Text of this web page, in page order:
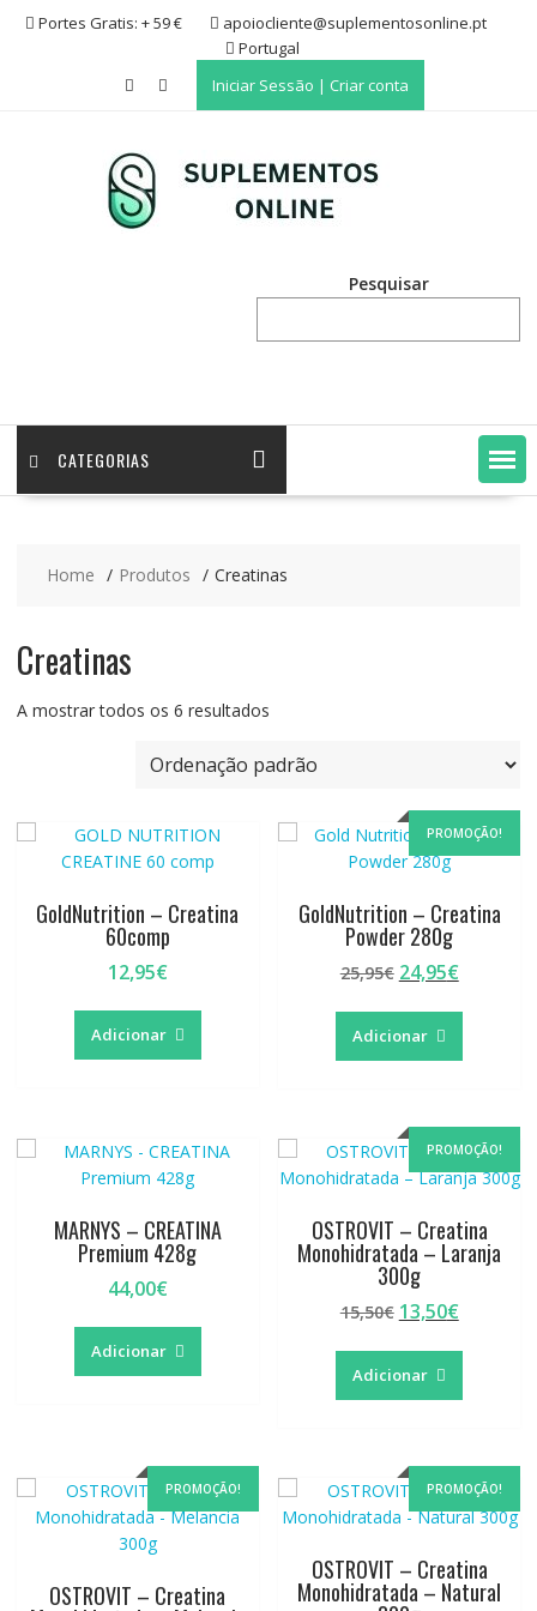
Skip Portes Gratis: + 59 €
apoiocliente@suplementosonline.pt
Portugal
Iniciar Sessão | Criar conta
Pesquisar
CATEGORIAS
Home Produtos Creatinas
Creatinas
A mostrar todos os 6 resultados
GoldNutrition – Creatina
60comp
12,95€
Adicionar
PROMOÇÃO!
GoldNutrition – Creatina
Powder 280g
25,95€ O
original
era:
24,95€O
Adicionar
MARNYS – CREATINA
Premium 428g
44,00€
Adicionar
PROMOÇÃO!
OSTROVIT – Creatina
Monohidratada – Laranja
300g
15,50€ O
original
era:
13,50€O
Adicionar
PROMOÇÃO!
OSTROVIT – Creatina
PROMOÇÃO!
OSTROVIT – Creatina
Monohidratada – Natural